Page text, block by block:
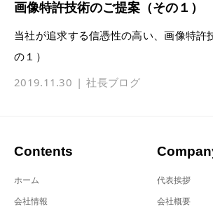
画像特許技術のご提案（その１）
当社が追求する信憑性の高い、画像特許
の１）
2019.11.30
社長ブログ
Contents
ホーム
会社情報
代表挨拶
会社概要